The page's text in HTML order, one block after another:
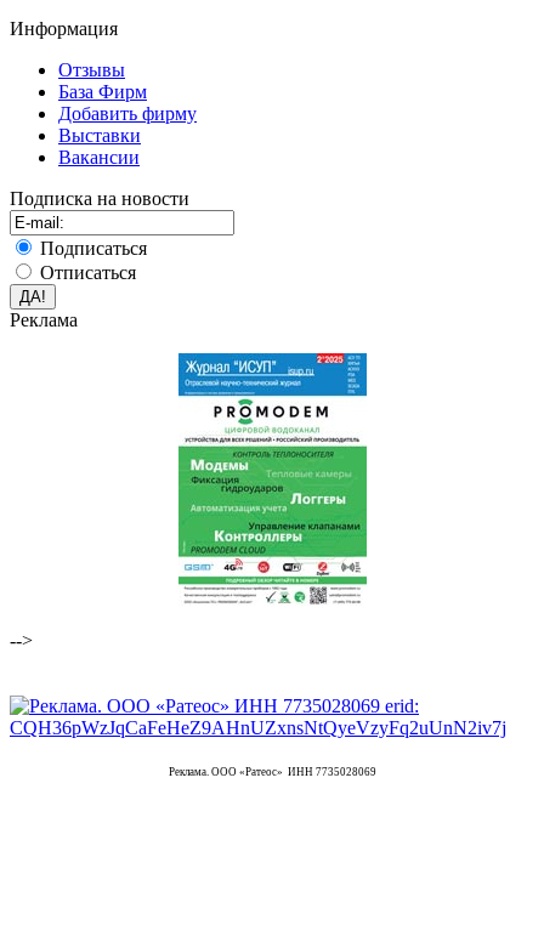
Информация
Отзывы
База Фирм
Добавить фирму
Выставки
Вакансии
Подписка на новости
Подписаться
Отписаться
Реклама
-->
Реклама. ООО «Ратеос» ИНН 7735028069